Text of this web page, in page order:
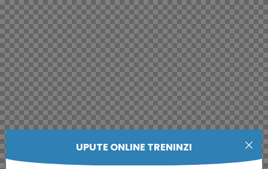
UPUTE ONLINE TRENINZI